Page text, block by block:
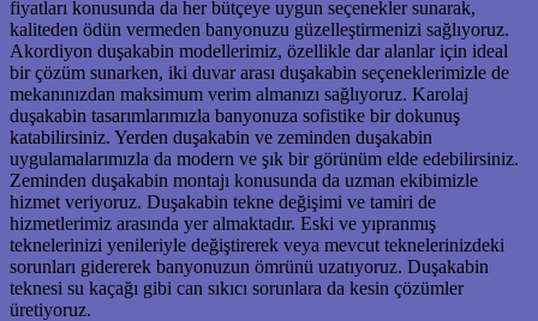
fiyatları konusunda da her bütçeye uygun seçenekler sunarak,
kaliteden ödün vermeden banyonuzu güzelleştirmenizi sağlıyoruz.
Akordiyon duşakabin modellerimiz, özellikle dar alanlar için ideal
bir çözüm sunarken, iki duvar arası duşakabin seçeneklerimizle de
mekanınızdan maksimum verim almanızı sağlıyoruz. Karolaj
duşakabin tasarımlarımızla banyonuza sofistike bir dokunuş
katabilirsiniz. Yerden duşakabin ve zeminden duşakabin
uygulamalarımızla da modern ve şık bir görünüm elde edebilirsiniz.
Zeminden duşakabin montajı konusunda da uzman ekibimizle
hizmet veriyoruz. Duşakabin tekne değişimi ve tamiri de
hizmetlerimiz arasında yer almaktadır. Eski ve yıpranmış
teknelerinizi yenileriyle değiştirerek veya mevcut teknelerinizdeki
sorunları gidererek banyonuzun ömrünü uzatıyoruz. Duşakabin
teknesi su kaçağı gibi can sıkıcı sorunlara da kesin çözümler
üretiyoruz.